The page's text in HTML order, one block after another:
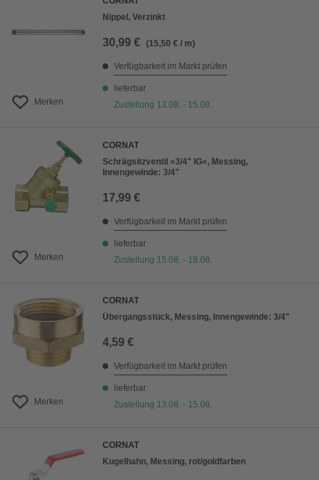
Merken
Nippel, Verzinkt
30,99 € (15,50 € / m)
Verfügbarkeit im Markt prüfen
lieferbar
Zustellung 13.08. - 15.08.
Merken
CORNAT
Schrägsitzventil »3/4" IG«, Messing,
Innengewinde: 3/4"
17,99 €
Verfügbarkeit im Markt prüfen
lieferbar
Zustellung 15.08. - 18.08.
Merken
CORNAT
Übergangsstück, Messing, Innengewinde: 3/4"
4,59 €
Verfügbarkeit im Markt prüfen
lieferbar
Zustellung 13.08. - 15.08.
CORNAT
Kugelhahn, Messing, rot/goldfarben